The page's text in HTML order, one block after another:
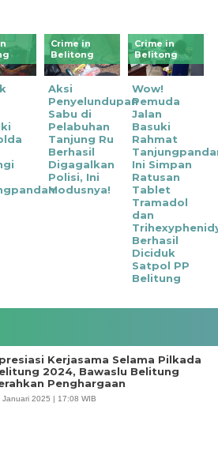
Crime in
Belitong
‎Aksi
Penyelundupan
Sabu di
Pelabuhan
Tanjung Ru
Berhasil
Digagalkan
Polisi, Ini
Modusnya!
Crime in
Belitong
Wow!
Pemuda
Jalan
Basuki
Rahmat
Ini Simpan
Ratusan
Tablet
Tramadol
dan
Berhasil
Diciduk
Satpol PP
Belitung
Kerjasama Selama Pilkada
2024, Bawaslu Belitung
Penghargaan
Januari 2025 | 17:08 WIB